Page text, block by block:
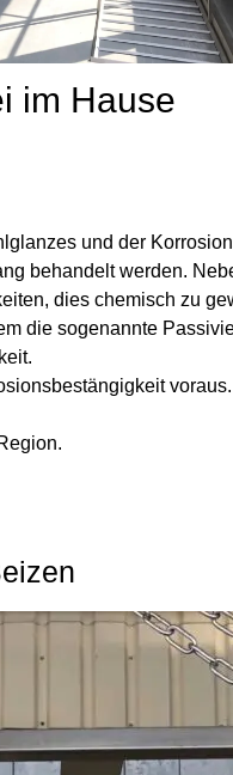
im Hause
und der
behandelt werden.
dies chemisch zu
die sogenannte